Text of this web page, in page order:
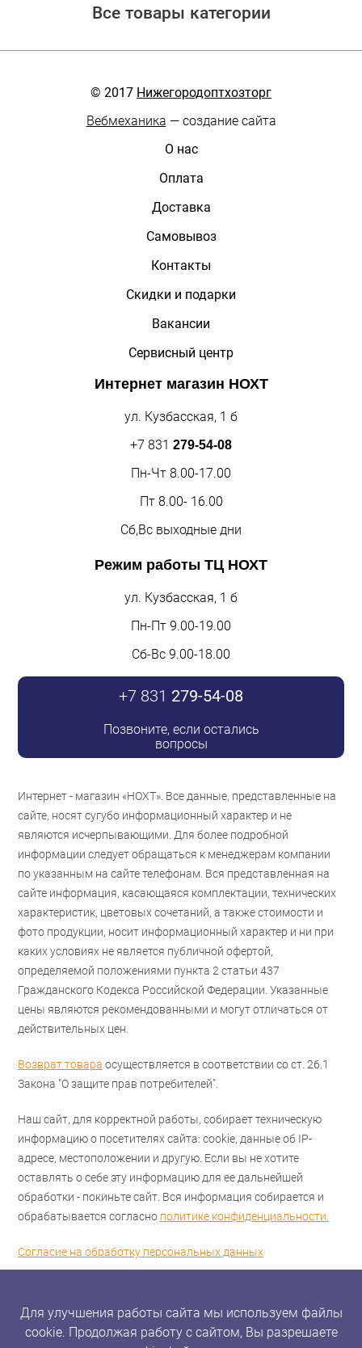
Все товары категории
© 2017 Нижегородоптхозторг
Вебмеханика — создание сайта
О нас
Оплата
Доставка
Самовывоз
Контакты
Скидки и подарки
Вакансии
Сервисный центр
Интернет магазин НОХТ
ул. Кузбасская, 1 б
+7 831 279-54-08
Пн-Чт 8.00-17.00
Пт 8.00- 16.00
Сб,Вс выходные дни
Режим работы ТЦ НОХТ
ул. Кузбасская, 1 б
Пн-Пт 9.00-19.00
Сб-Вс 9.00-18.00
+7 831 279-54-08
Позвоните, если остались
вопросы
Интернет - магазин «НОХТ». Все данные, представленные на
сайте, носят сугубо информационный характер и не
являются исчерпывающими. Для более подробной
информации следует обращаться к менеджерам компании
по указанным на сайте телефонам. Вся представленная на
сайте информация, касающаяся комплектации, технических
характеристик, цветовых сочетаний, а также стоимости и
фото продукции, носит информационный характер и ни при
каких условиях не является публичной офертой,
определяемой положениями пункта 2 статьи 437
Гражданского Кодекса Российской Федерации. Указанные
цены являются рекомендованными и могут отличаться от
действительных цен.
Возврат товара осуществляется в соответствии со ст. 26.1
Закона "О защите прав потребителей".
Наш сайт, для корректной работы, собирает техническую
информацию о посетителях сайта: cookie, данные об IP-
адресе, местоположении и другую. Если вы не хотите
оставлять о себе эту информацию для ее дальнейшей
обработки - покиньте сайт. Вся информация собирается и
обрабатывается согласно политике конфиденциальности.
Согласие на обработку персональных данных
Для улучшения работы сайта мы используем файлы
cookie. Продолжая работу с сайтом, Вы разрешаете